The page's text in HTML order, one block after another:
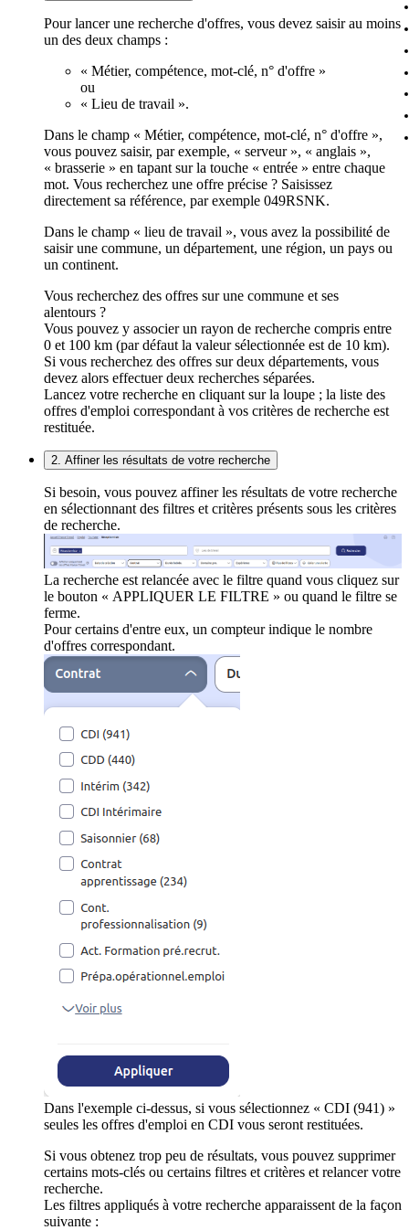
Pour lancer une recherche d'offres, vous devez saisir au moins
un des deux champs :
« Métier, compétence, mot-clé, n° d'offre »
ou
« Lieu de travail ».
Dans le champ « Métier, compétence, mot-clé, n° d'offre »,
vous pouvez saisir, par exemple, « serveur », « anglais »,
« brasserie » en tapant sur la touche « entrée » entre chaque
mot. Vous recherchez une offre précise ? Saisissez
directement sa référence, par exemple 049RSNK.
Dans le champ « lieu de travail », vous avez la possibilité de
saisir une commune, un département, une région, un pays ou
un continent.
Vous recherchez des offres sur une commune et ses
alentours ?
Vous pouvez y associer un rayon de recherche compris entre
0 et 100 km (par défaut la valeur sélectionnée est de 10 km).
Si vous recherchez des offres sur deux départements, vous
devez alors effectuer deux recherches séparées.
Lancez votre recherche en cliquant sur la loupe ; la liste des
offres d'emploi correspondant à vos critères de recherche est
restituée.
2. Affiner les résultats de votre recherche
Si besoin, vous pouvez affiner les résultats de votre recherche
en sélectionnant des filtres et critères présents sous les critères
de recherche.
La recherche est relancée avec le filtre quand vous cliquez sur
le bouton « APPLIQUER LE FILTRE » ou quand le filtre se
ferme.
Pour certains d'entre eux, un compteur indique le nombre
d'offres correspondant.
Dans l'exemple ci-dessus, si vous sélectionnez « CDI (941) »
seules les offres d'emploi en CDI vous seront restituées.
Si vous obtenez trop peu de résultats, vous pouvez supprimer
certains mots-clés ou certains filtres et critères et relancer votre
recherche.
Les filtres appliqués à votre recherche apparaissent de la façon
suivante :